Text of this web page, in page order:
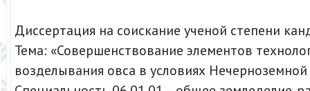
Диссертация на соискание ученой степени
Тема: «Совершенствование элементов
возделывания овса в условиях